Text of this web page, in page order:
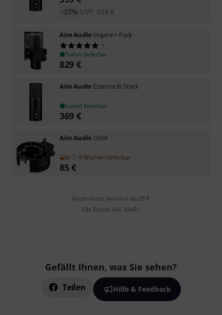
UVP: 629 €
-37%
Aim Audio Inspire + Pack
1
Sofort lieferbar
829 €
Aim Audio Essence B-Stock
Sofort lieferbar
369 €
Aim Audio Orbit
In 7–9 Wochen lieferbar
85€
Kostenloser Versand ab 29 €
Alle Preise inkl. MwSt.
Gefällt Ihnen, was Sie sehen?
Teilen Hilfe & Feedback